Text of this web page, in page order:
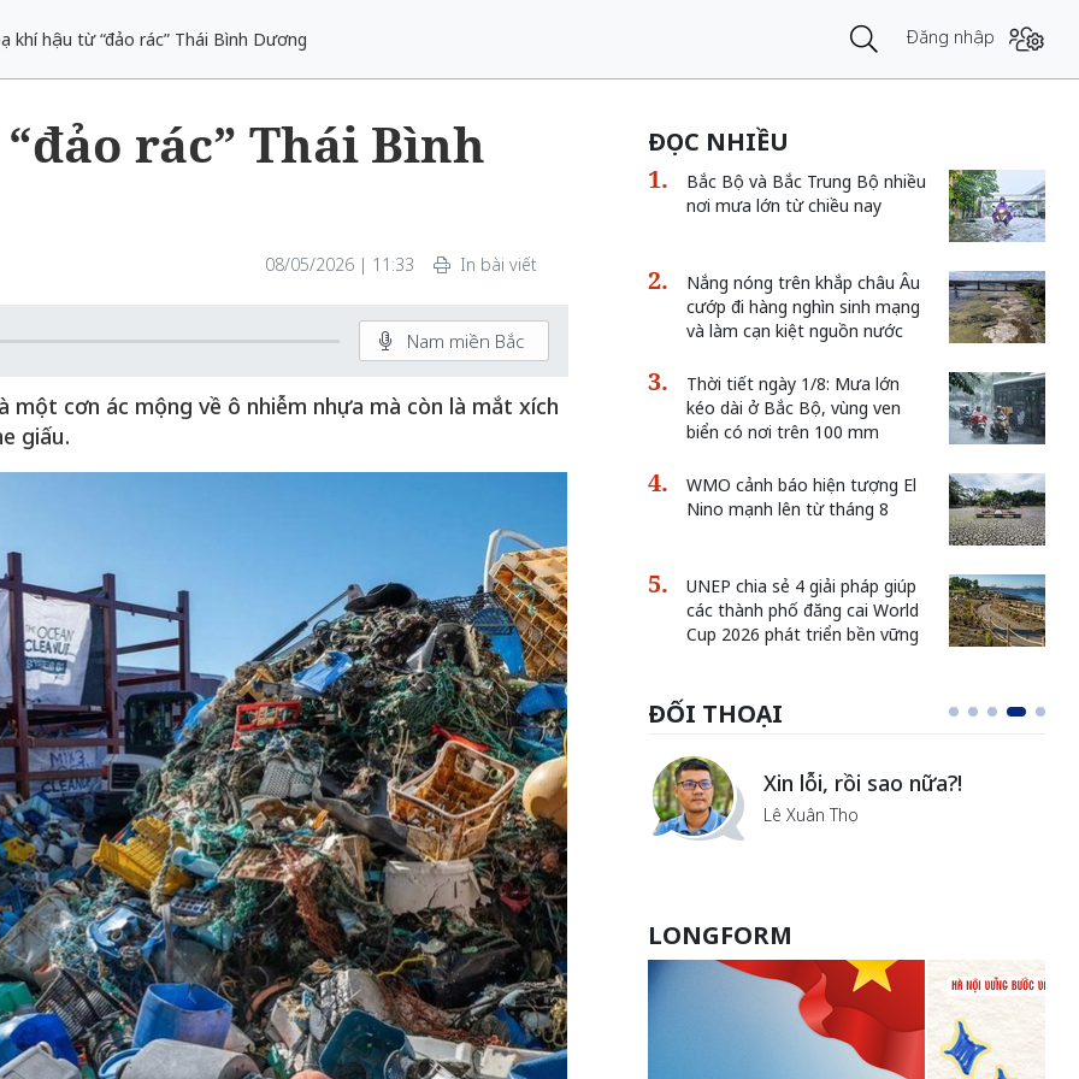
khí hậu từ “đảo rác” Thái Bình Dương Đăng nhập
rác” Thái Bình
08/05/2026 | 11:33 In bài viết
Nam miền Bắc
cơn ác mộng về ô nhiễm nhựa mà còn là mắt xích
giấu.
ĐỌC NHIỀU
Bắc Bộ và Bắc Trung Bộ nhiều
nơi mưa lớn từ chiều nay
Nắng nóng trên khắp châu Âu
cướp đi hàng nghìn sinh mạng
và làm cạn kiệt nguồn nước
Thời tiết ngày 1/8: Mưa lớn
kéo dài ở Bắc Bộ, vùng ven
biển có nơi trên 100 mm
WMO cảnh báo hiện tượng El
Nino mạnh lên từ tháng 8
UNEP chia sẻ 4 giải pháp giúp
các thành phố đăng cai World
Cup 2026 phát triển bền vững
ĐỐI THOẠI
nhà
Bắc Biên - Giữ một ngôi
làng ven sông Hồng của Hà
Nội
TS. Trần Kim Hào
Xin lỗi, rồi sao nữa?!
Lê Xuân Thọ
LONGFORM